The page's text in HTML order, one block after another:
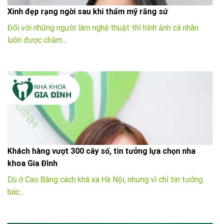
Xinh đẹp rạng ngời sau khi thẩm mỹ răng sứ
Đối với những người làm nghệ thuật thì hình ảnh cá nhân
luôn được chăm...
Khách hàng vượt 300 cây số, tin tưởng lựa chọn nha
khoa Gia Đình
Dù ở Cao Bằng cách khá xa Hà Nội, nhưng vì chỉ tin tưởng
bác...